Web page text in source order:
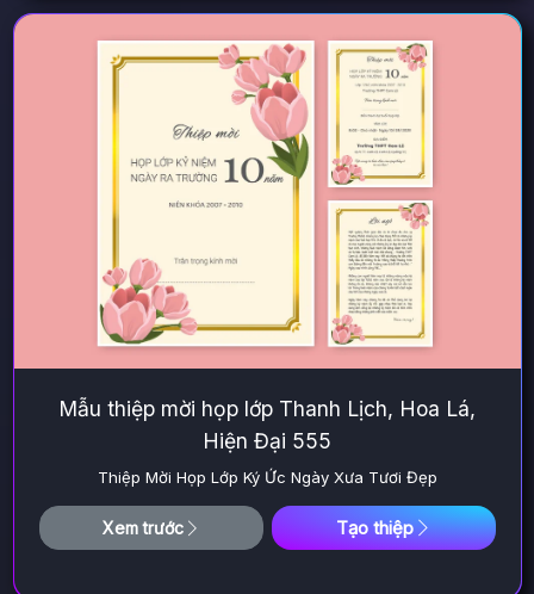
Mẫu thiệp mời họp lớp Thanh Lịch, Hoa Lá,
Hiện Đại 555
Thiệp Mời Họp Lớp Ký Ức Ngày Xưa Tươi Đẹp
Xem trước Tạo thiệp